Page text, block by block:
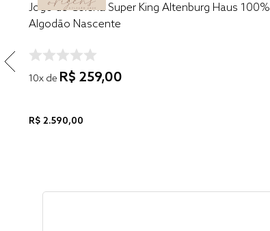
Jogo de Colcha Super King Altenburg Haus 100%
Algodão Nascente
10x de R$ 259,00
R$ 2.590,00